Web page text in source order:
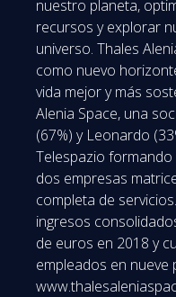
nuestro planeta,
recursos y explorar
universo. Thales
como nuevo
vida mejor y más
Alenia Space, una
(67%) y Leonardo
Telespazio formando
dos empresas
completa de
ingresos
de euros en 2018 y
empleados en nueve